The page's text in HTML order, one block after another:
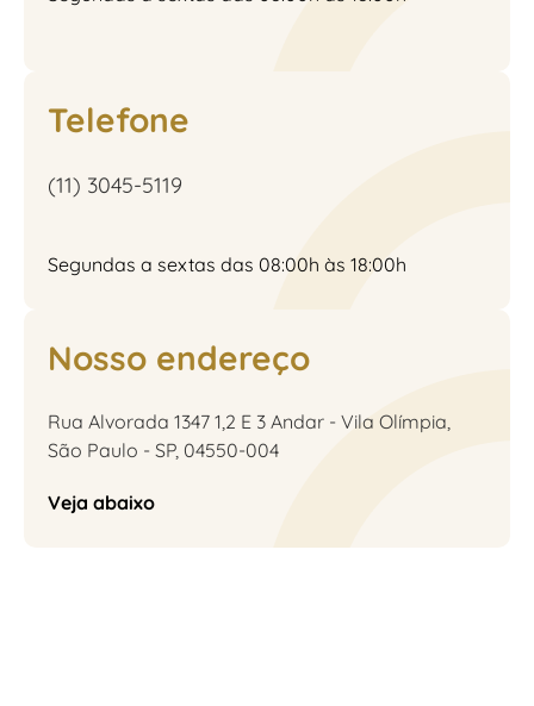
Telefone
(11) 3045-5119
Segundas a sextas das 08:00h às 18:00h
Nosso endereço
Rua Alvorada 1347 1,2 E 3 Andar - Vila Olímpia,
São Paulo - SP, 04550-004
Veja abaixo